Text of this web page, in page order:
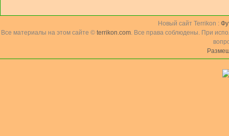
Новый сайт Terrikon :
Все материалы на этом сайте © terrikon.com. Все права соблюдены. При